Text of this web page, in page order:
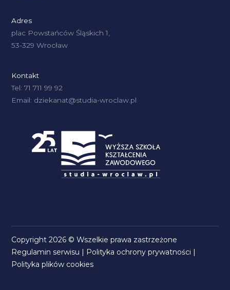
Adres
plac Powstańców Śląskich 1,
53-329 Wrocław
Kontakt
Tel: 71 711 99 92
Email: dziekanat@studia-wroclaw.pl
Copyright 2026 © Wszelkie prawa zastrzeżone
Regulamin serwisu | Polityka ochrony prywatności |
Polityka plików cookies